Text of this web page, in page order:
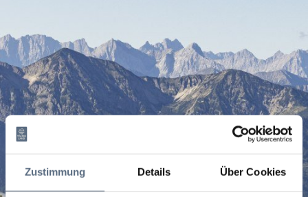
Zustimmung Details Über Cookies